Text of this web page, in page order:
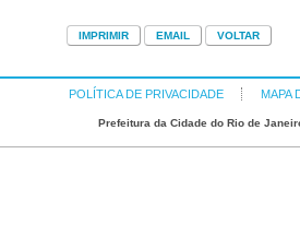
POLÍTICA DE PRIVACIDADE MAPA
Prefeitura da Cidade do Rio de